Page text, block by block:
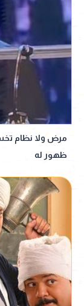
مرض ولا نظام
ظهور له